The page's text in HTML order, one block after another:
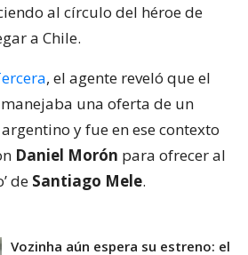
al círculo del héroe de
a Chile.
, el agente reveló que el
una oferta de un
y fue en ese contexto
Daniel Morón para ofrecer al
de Santiago Mele.
Vozinha aún espera su estreno: el